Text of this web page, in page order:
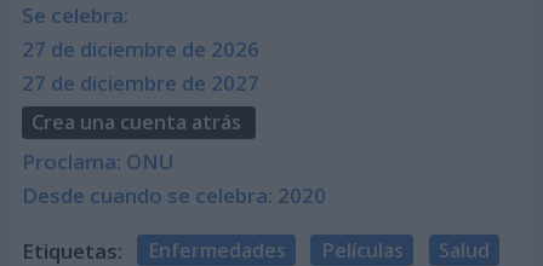
Se celebra:
27 de diciembre de 2026
27 de diciembre de 2027
Crea una cuenta atrás
Proclama: ONU
Desde cuando se celebra: 2020
Etiquetas: Enfermedades Películas Salud